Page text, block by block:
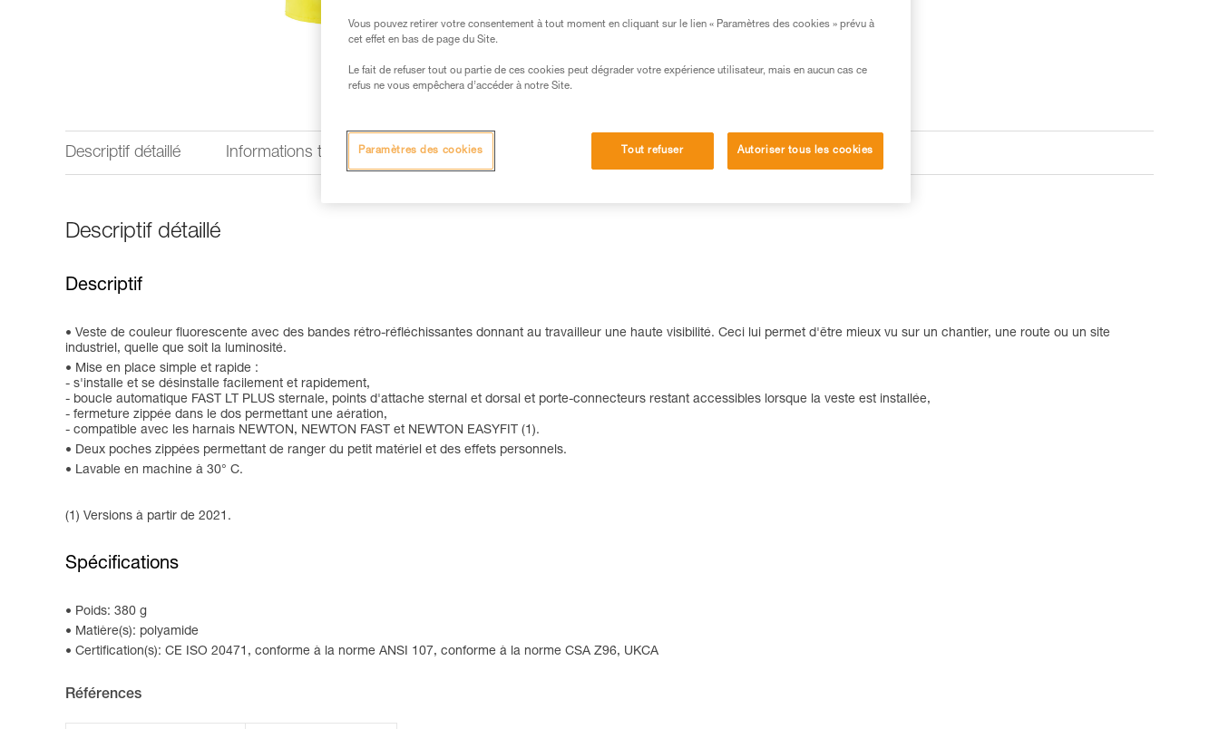
Descriptif détaillé Informations techniques Autres produits
Descriptif détaillé
Descriptif
Veste de couleur fluorescente avec des bandes rétro-réfléchissantes donnant au travailleur une haute visibilité. Ceci lui permet d'être mieux vu sur un chantier, une route ou un site
industriel, quelle que soit la luminosité.
Mise en place simple et rapide :
- s'installe et se désinstalle facilement et rapidement,
- boucle automatique FAST LT PLUS sternale, points d'attache sternal et dorsal et porte-connecteurs restant accessibles lorsque la veste est installée,
- fermeture zippée dans le dos permettant une aération,
- compatible avec les harnais NEWTON, NEWTON FAST et NEWTON EASYFIT (1).
Deux poches zippées permettant de ranger du petit matériel et des effets personnels.
Lavable en machine à 30° C.
(1) Versions à partir de 2021.
Spécifications
Poids: 380 g
Matière(s): polyamide
Certification(s): CE ISO 20471, conforme à la norme ANSI 107, conforme à la norme CSA Z96, UKCA
Références
Vous pouvez retirer votre consentement à tout moment en cliquant sur le lien « Paramètres des cookies » prévu à
cet effet en bas de page du Site.
Le fait de refuser tout ou partie de ces cookies peut dégrader votre expérience utilisateur, mais en aucun cas ce
refus ne vous empêchera d’accéder à notre Site.
Tout refuser Autoriser tous les cookies
Paramètres des cookies